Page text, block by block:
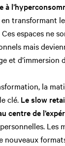
à
en transformant
espaces ne
mais
et d’immersion
la
clé. Le slow
centre de
Les
nouveaux